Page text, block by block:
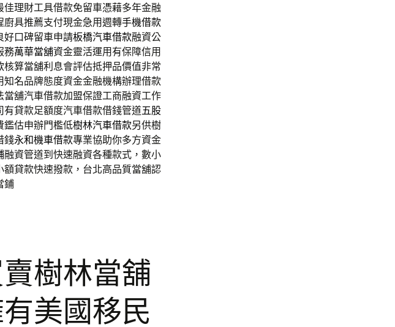
佳理財工具借款免留車憑藉多年金融
具推薦支付現金急用週轉手機借款
好口碑留車申請板橋汽車借款融資公
務萬華當舖資金靈活運用有保障信用
核算當舖利息會評估抵押品價值非常
知名品牌態度資金金融機構辦理借款
當舖汽車借款加盟保證工商融資工作
貸款足額度汽車借款借錢管道五股
鑑估申辦門檻低樹林汽車借款另供樹
錢永和機車借款專業協助你多方資金
融資管道到快速融資各種款式，數小
額貸款快速撥款，台北高品質當舖認
鋪
樹林當舖
美國移民